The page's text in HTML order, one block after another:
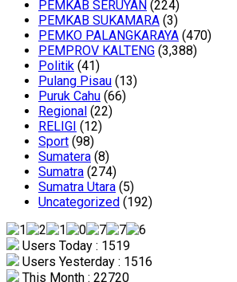
PEMKAB SERUYAN (224)
PEMKAB SUKAMARA (3)
PEMKO PALANGKARAYA (470)
PEMPROV KALTENG (3,388)
Politik (41)
Pulang Pisau (13)
Puruk Cahu (66)
Regional (22)
RELIGI (12)
Sport (98)
Sumatera (8)
Sumatra (274)
Sumatra Utara (5)
Uncategorized (192)
Users Today : 1519
Users Yesterday : 1516
This Month : 22720